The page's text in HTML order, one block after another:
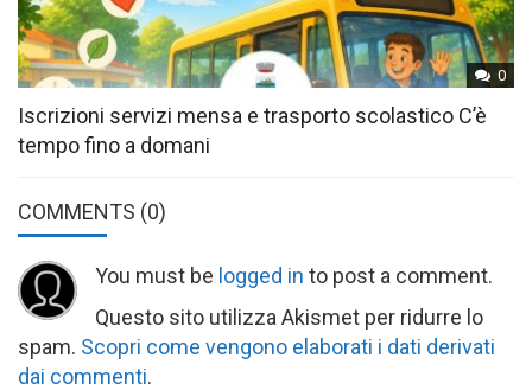
0
Iscrizioni servizi mensa e trasporto scolastico C’è
tempo fino a domani
COMMENTS (0)
You must be logged in to post a comment.
Questo sito utilizza Akismet per ridurre lo
spam. Scopri come vengono elaborati i dati derivati
dai commenti.